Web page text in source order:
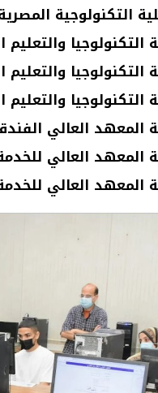
التكنولوجية
التكنولوجيا
التكنولوجيا
التكنولوجيا
المعهد العالي
المعهد العالي
المعهد العالي